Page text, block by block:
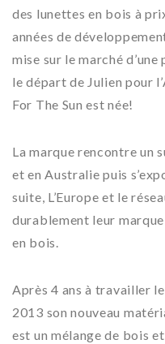
des lunettes en bois à
années de
mise sur le marché
le départ de Julien pour
For The Sun est née!
La marque rencontre un
et en Australie puis
suite, L’Europe et le
durablement leur
en bois.
Après 4 ans à travailler
2013 son nouveau
est un mélange de bois